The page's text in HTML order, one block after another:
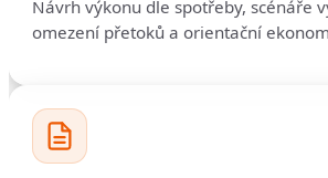
Návrh výkonu dle spotřeby, scénáře
omezení přetoků a orientační